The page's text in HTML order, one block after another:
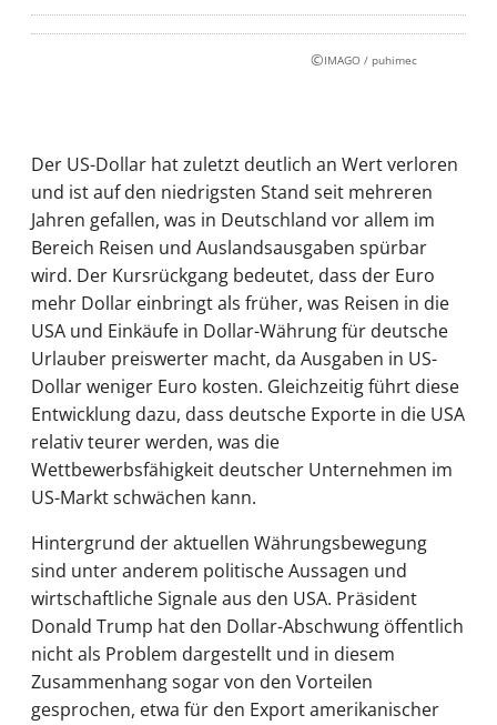
©IMAGO / puhimec
Der US-Dollar hat zuletzt deutlich an Wert verloren
und ist auf den niedrigsten Stand seit mehreren
Jahren gefallen, was in Deutschland vor allem im
Bereich Reisen und Auslandsausgaben spürbar
wird. Der Kursrückgang bedeutet, dass der Euro
mehr Dollar einbringt als früher, was Reisen in die
USA und Einkäufe in Dollar-Währung für deutsche
Urlauber preiswerter macht, da Ausgaben in US-
Dollar weniger Euro kosten. Gleichzeitig führt diese
Entwicklung dazu, dass deutsche Exporte in die USA
relativ teurer werden, was die
Wettbewerbsfähigkeit deutscher Unternehmen im
US-Markt schwächen kann.
Hintergrund der aktuellen Währungsbewegung
sind unter anderem politische Aussagen und
wirtschaftliche Signale aus den USA. Präsident
Donald Trump hat den Dollar-Abschwung öffentlich
nicht als Problem dargestellt und in diesem
Zusammenhang sogar von den Vorteilen
gesprochen, etwa für den Export amerikanischer